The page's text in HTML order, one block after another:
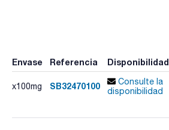
Envase Referencia Disponibilidad
x100mg SB32470100
Consulte la
disponibilidad